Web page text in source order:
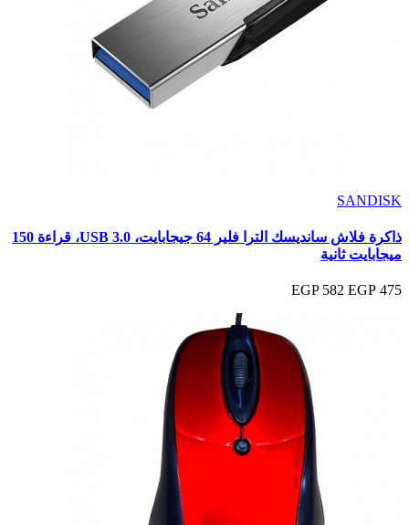
SANDISK
ذاكرة فلاش سانديسك الترا فلير 64 جيجابايت، USB 3.0، قراءة 150
ميجابايت ثانية
475 EGP
582 EGP